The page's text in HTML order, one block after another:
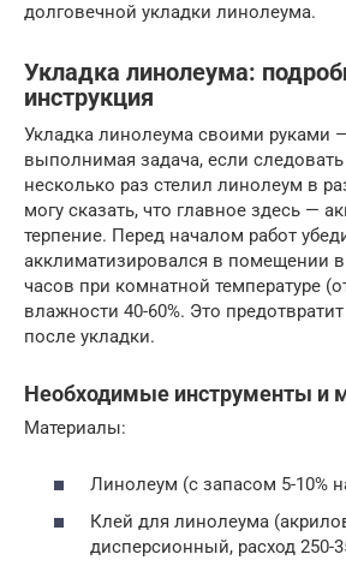
долговечной укладки линолеума.
Укладка линолеума:
инструкция
Укладка линолеума своими руками
выполнимая задача, если
несколько раз стелил линолеум в
могу сказать, что главное здесь —
терпение. Перед началом работ
акклиматизировался в помещении в
часов при комнатной температуре
влажности 40-60%. Это
после укладки.
Необходимые инструменты и
Материалы:
Линолеум (с запасом 5-10%
Клей для линолеума
дисперсионный, расход 250-